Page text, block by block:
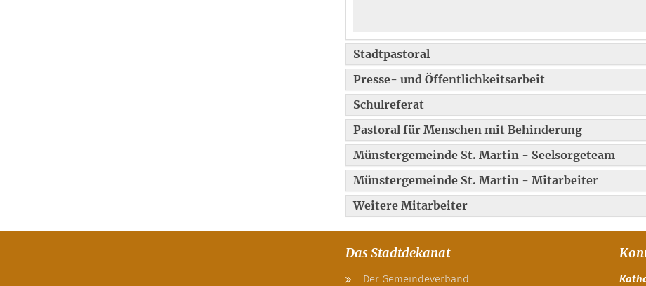
Stadtpastoral
Presse- und Öffentlichkeitsarbeit
Schulreferat
Pastoral für Menschen mit Behinderung
Münstergemeinde St. Martin - Seelsorgeteam
Münstergemeinde St. Martin - Mitarbeiter
Weitere Mitarbeiter
Das Stadtdekanat
Der Gemeindeverband